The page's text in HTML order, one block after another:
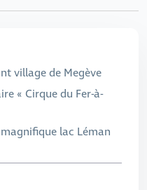
village de Megève
« Cirque du Fer-à-
lac Léman